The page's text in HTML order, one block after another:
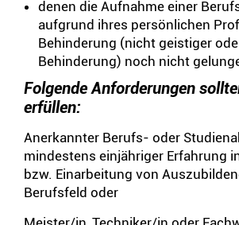
denen die Aufnahme einer
aufgrund ihres persönlichen
Behinderung (nicht geistiger
Behinderung) noch nicht
Folgende Anforderungen
erfüllen:
Anerkannter Berufs- oder
mindestens einjähriger Erfahrung
bzw. Einarbeitung von
Berufsfeld oder